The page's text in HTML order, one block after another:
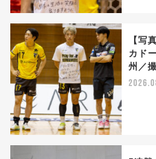
【写
カド
州／